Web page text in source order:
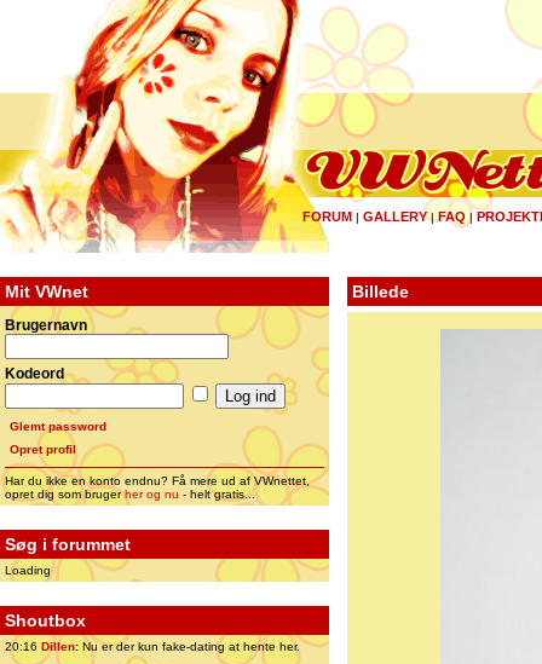
FORUM | GALLERY|FAQ |
Mit VWnet
Brugernavn
Kodeord
Glemt password
Opret profil
Har du ikke en konto endnu? Få mere ud af VWnettet,
opret dig som brugerher og nu - helt gratis...
Søg i forummet
Loading
Shoutbox
20:16 Dillen: Nu er der kun fake-dating at hente her.
Billede